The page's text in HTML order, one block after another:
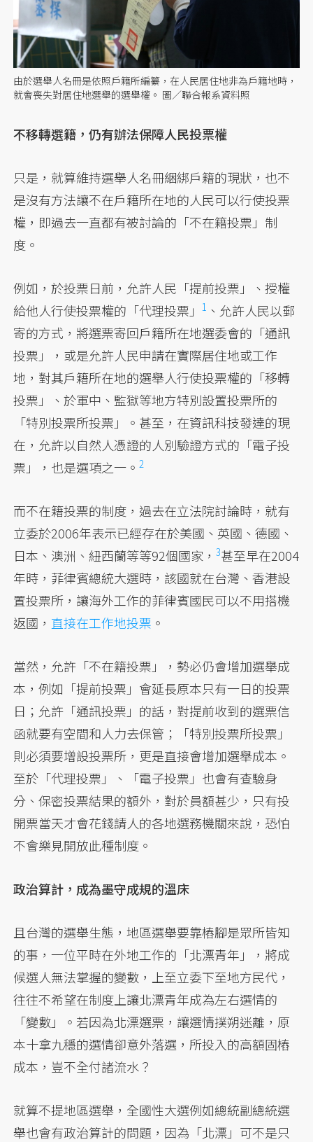
由於選舉人名冊是依照戶籍所編纂，在人民居住地非為戶籍地時，
就會喪失對居住地選舉的選舉權。 圖／聯合報系資料照
不移轉選籍，仍有辦法保障人民投票權
只是，就算維持選舉人名冊綑綁戶籍的現狀，也不
是沒有方法讓不在戶籍所在地的人民可以行使投票
權，即過去一直都有被討論的「不在籍投票」制
度。
例如，於投票日前，允許人民「提前投票」、授權
給他人行使投票權的「代理投票」1 、允許人民以郵
寄的方式，將選票寄回戶籍所在地選委會的「通訊
投票」，或是允許人民申請在實際居住地或工作
地，對其戶籍所在地的選舉人行使投票權的「移轉
投票」、於軍中、監獄等地方特別設置投票所的
「特別投票所投票」。甚至，在資訊科技發達的現
在，允許以自然人憑證的人別驗證方式的「電子投
票」，也是選項之一。2
而不在籍投票的制度，過去在立法院討論時，就有
立委於2006年表示已經存在於美國、英國、德國、
日本、澳洲、紐西蘭等等92個國家，3甚至早在2004
年時，菲律賓總統大選時，該國就在台灣、香港設
置投票所，讓海外工作的菲律賓國民可以不用搭機
返國， 直接在工作地投票 。
當然，允許「不在籍投票」，勢必仍會增加選舉成
本，例如「提前投票」會延長原本只有一日的投票
日；允許「通訊投票」的話，對提前收到的選票信
函就要有空間和人力去保管；「特別投票所投票」
則必須要增設投票所，更是直接會增加選舉成本。
至於「代理投票」、「電子投票」也會有查驗身
分、保密投票結果的額外，對於員額甚少，只有投
開票當天才會花錢請人的各地選務機關來說，恐怕
不會樂見開放此種制度。
政治算計，成為墨守成規的溫床
且台灣的選舉生態，地區選舉要靠樁腳是眾所皆知
的事，一位平時在外地工作的「北漂青年」，將成
候選人無法掌握的變數，上至立委下至地方民代，
往往不希望在制度上讓北漂青年成為左右選情的
「變數」。若因為北漂選票，讓選情撲朔迷離，原
本十拿九穩的選情卻意外落選，所投入的高額固樁
成本，豈不全付諸流水？
就算不提地區選舉，全國性大選例如總統副總統選
舉也會有政治算計的問題，因為「北漂」可不是只